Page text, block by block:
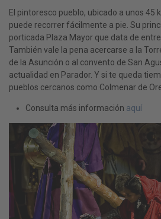
El pintoresco pueblo, ubicado a unos 45
puede recorrer fácilmente a pie. Su
porticada Plaza Mayor que data de entre
También vale la pena acercarse a la
de la Asunción o al convento de San
actualidad en Parador. Y si te queda
pueblos cercanos como Colmenar de
Consulta más información aquí